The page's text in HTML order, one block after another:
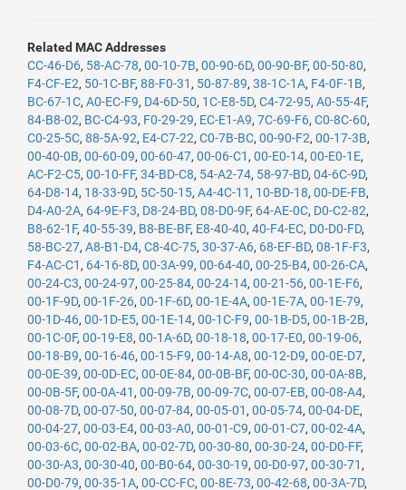
Related MAC Addresses
CC-46-D6, 58-AC-78, 00-10-7B, 00-90-6D, 00-90-BF, 00-50-80,
F4-CF-E2, 50-1C-BF, 88-F0-31 , 50-87-89, 38-1C-1A, F4-0F-1B,
BC-67-1C, A0-EC-F9, D4-6D-50, 1C-E8-5D, C4-72-95, A0-55-4F,
84-B8-02, BC-C4-93, F0-29-29, EC-E1-A9, 7C-69-F6, C0-8C-60,
C0-25-5C, 88-5A-92, E4-C7-22, C0-7B-BC, 00-90-F2, 00-17-3B,
00-40-0B, 00-60-09, 00-60-47, 00-06-C1 , 00-E0-14, 00-E0-1E,
AC-F2-C5, 00-10-FF, 34-BD-C8, 54-A2-74, 58-97-BD, 04-6C-9D,
64-D8-14, 18-33-9D, 5C-50-15, A4-4C-11 , 10-BD-18, 00-DE-FB,
D4-A0-2A, 64-9E-F3, D8-24-BD, 08-D0-9F, 64-AE-0C, D0-C2-82,
B8-62-1F, 40-55-39, B8-BE-BF, E8-40-40, 40-F4-EC, D0-D0-FD,
58-BC-27, A8-B1-D4, C8-4C-75, 30-37-A6, 68-EF-BD, 08-1F-F3,
F4-AC-C1 , 64-16-8D, 00-3A-99, 00-64-40, 00-25-B4, 00-26-CA,
00-24-C3, 00-24-97, 00-25-84, 00-24-14, 00-21-56, 00-1E-F6,
00-1F-9D, 00-1F-26, 00-1F-6D, 00-1E-4A, 00-1E-7A, 00-1E-79,
00-1D-46, 00-1D-E5, 00-1E-14, 00-1C-F9, 00-1B-D5, 00-1B-2B,
00-1C-0F, 00-19-E8, 00-1A-6D, 00-18-18, 00-17-E0, 00-19-06,
00-18-B9, 00-16-46, 00-15-F9, 00-14-A8, 00-12-D9, 00-0E-D7,
00-0E-39, 00-0D-EC, 00-0E-84, 00-0B-BF, 00-0C-30, 00-0A-8B,
00-0B-5F, 00-0A-41 , 00-09-7B, 00-09-7C, 00-07-EB, 00-08-A4,
00-08-7D, 00-07-50, 00-07-84, 00-05-01 , 00-05-74, 00-04-DE,
00-04-27, 00-03-E4, 00-03-A0, 00-01-C9, 00-01-C7, 00-02-4A,
00-03-6C, 00-02-BA, 00-02-7D, 00-30-80, 00-30-24, 00-D0-FF,
00-30-A3, 00-30-40, 00-B0-64, 00-30-19, 00-D0-97, 00-30-71 ,
00-D0-79, 00-35-1A, 00-CC-FC, 00-8E-73, 00-42-68, 00-3A-7D,